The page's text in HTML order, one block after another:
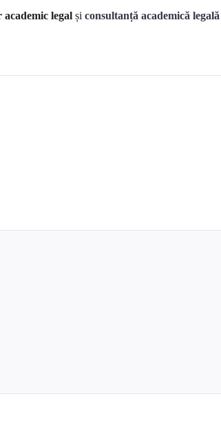
legal și consultanță academică legală